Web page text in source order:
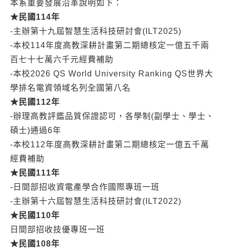
本系重要發展沿革說明如下：
★ 民國114年
-主辦第十九屆智慧生活科技研討會(ILT2025)
-本校114年度高教深耕計畫第二期總核定一億五千兩
百七十七萬六千元經費補助
-本校2026 QS World University Ranking QS世界大
學排名電資領域名列全國第八名
★ 民國112年
-辦理高教評鑑品質保證認可，各學制(副學士、學士、
碩士)通過6年
-本校112年度高教深耕計畫第二期總核定一億五千萬
經費補助
★ 民國111年
-日間部招收資電產學合作國際專班一班
-主辦第十六屆智慧生活科技研討會(ILT2022)
★ 民國110年
日間部招收技優專班一班
★ 民國108年